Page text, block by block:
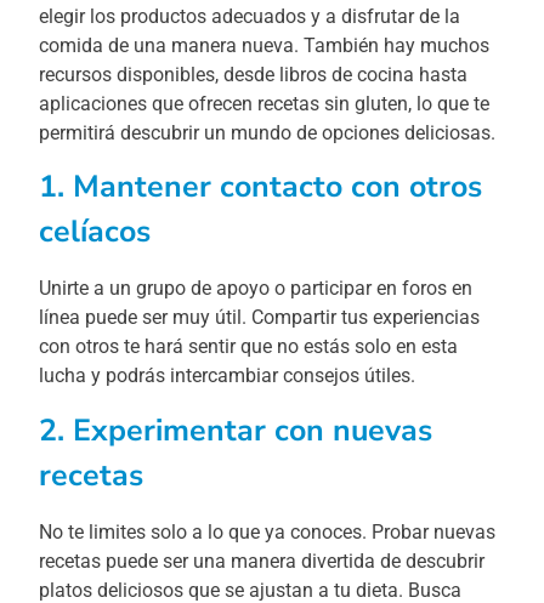
elegir los productos adecuados y a disfrutar de la
comida de una manera nueva. También hay muchos
recursos disponibles, desde libros de cocina hasta
aplicaciones que ofrecen recetas sin gluten, lo que te
permitirá descubrir un mundo de opciones deliciosas.
1. Mantener contacto con otros
celíacos
Unirte a un grupo de apoyo o participar en foros en
línea puede ser muy útil. Compartir tus experiencias
con otros te hará sentir que no estás solo en esta
lucha y podrás intercambiar consejos útiles.
2. Experimentar con nuevas
recetas
No te limites solo a lo que ya conoces. Probar nuevas
recetas puede ser una manera divertida de descubrir
platos deliciosos que se ajustan a tu dieta. Busca